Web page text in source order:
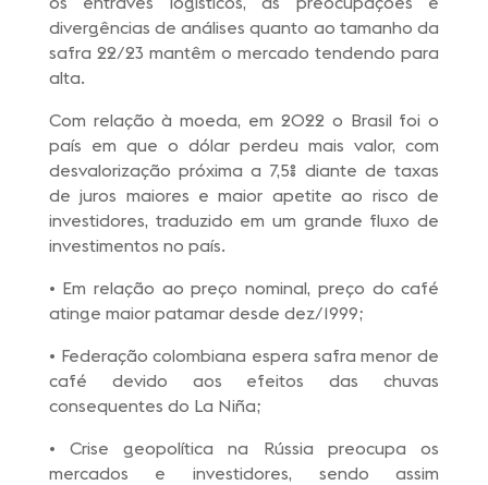
divergências de análises quanto ao tamanho da
safra 22/23 mantêm o mercado tendendo para
alta.
Com relação à moeda, em 2022 o Brasil foi o
país em que o dólar perdeu mais valor, com
desvalorização próxima a 7,5% diante de taxas
de juros maiores e maior apetite ao risco de
investidores, traduzido em um grande fluxo de
investimentos no país.
• Em relação ao preço nominal, preço do café
atinge maior patamar desde dez/1999;
• Federação colombiana espera safra menor de
café devido aos efeitos das chuvas
consequentes do La Niña;
• Crise geopolítica na Rússia preocupa os
mercados e investidores, sendo assim